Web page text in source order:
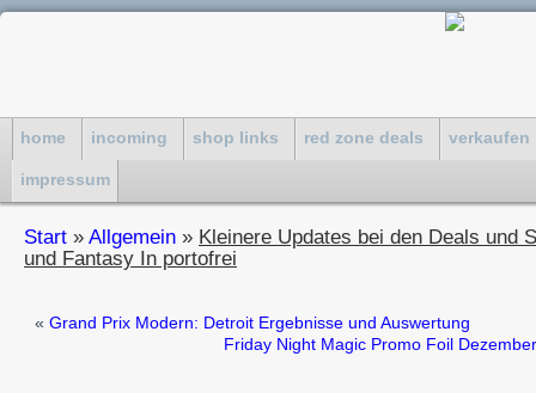
home incoming shop links red zone deals verkaufen
impressum
Start » Allgemein » Kleinere Updates bei den Deals und
und Fantasy In portofrei
« Grand Prix Modern: Detroit Ergebnisse und Auswertung
Friday Night Magic Promo Foil